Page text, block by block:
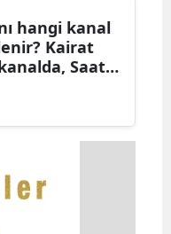
hangi kanal
Kairat
Saat